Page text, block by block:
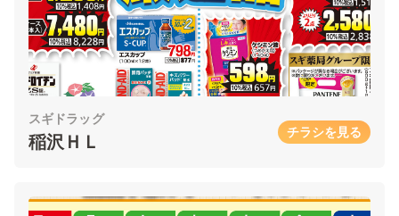
スギドラッグ
稲沢ＨＬ チラシを見る